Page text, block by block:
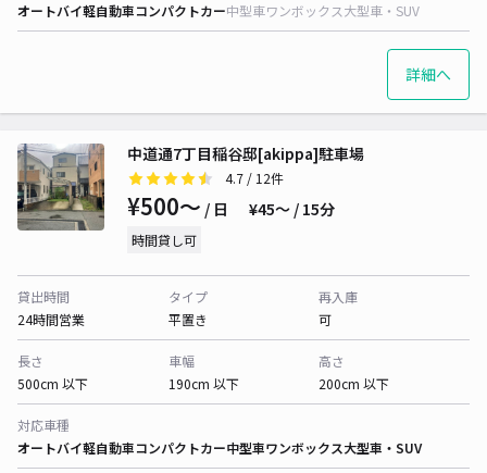
オートバイ軽自動車コンパクトカー中型車ワンボックス大型車・SUV
詳細へ
中道通7丁目稲谷邸[akippa]駐車場
4.7 / 12件
¥500〜 / 日 ¥45〜 / 15分
時間貸し可
貸出時間
24時間営業
タイプ
平置き
再入庫
可
長さ
500cm 以下
車幅
190cm 以下
高さ
200cm 以下
対応車種
オートバイ軽自動車コンパクトカー中型車ワンボックス大型車・SUV